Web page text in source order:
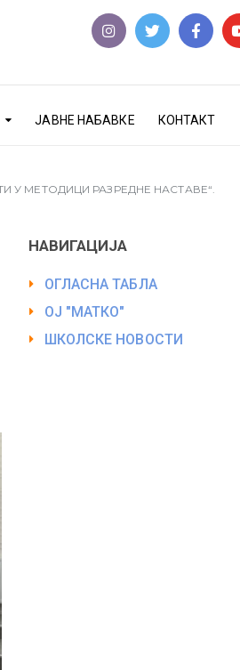
ЈАВНЕ НАБАВКЕ КОНТАКТ
У МЕТОДИЦИ РАЗРЕДНЕ НАСТАВЕ“.
НАВИГАЦИЈА
ОГЛАСНА ТАБЛА
ОЈ "МАТКО"
ШКОЛСКЕ НОВОСТИ